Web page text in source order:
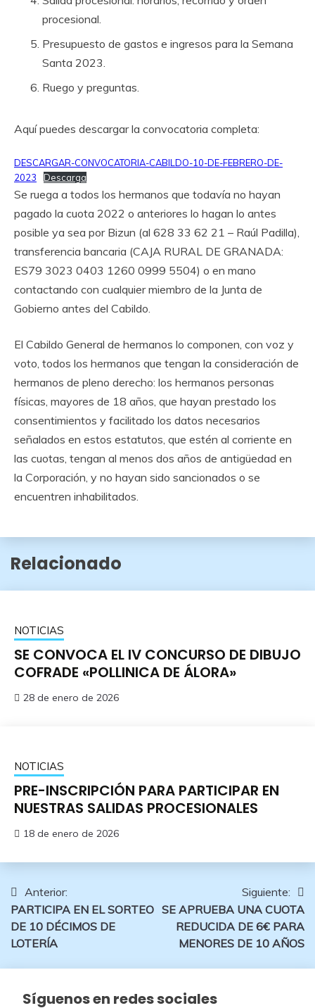
procesional.
Presupuesto de gastos e ingresos para la Semana
Santa 2023.
Ruego y preguntas.
Aquí puedes descargar la convocatoria completa:
DESCARGAR-CONVOCATORIA-CABILDO-10-DE-FEBRERO-DE-
2023
Descarga
Se ruega a todos los hermanos que todavía no hayan
pagado la cuota 2022 o anteriores lo hagan lo antes
posible ya sea por Bizun (al 628 33 62 21 – Raúl Padilla),
transferencia bancaria (CAJA RURAL DE GRANADA:
ES79 3023 0403 1260 0999 5504) o en mano
contactando con cualquier miembro de la Junta de
Gobierno antes del Cabildo.
El Cabildo General de hermanos lo componen, con voz y
voto, todos los hermanos que tengan la consideración de
hermanos de pleno derecho: los hermanos personas
físicas, mayores de 18 años, que hayan prestado los
consentimientos y facilitado los datos necesarios
señalados en estos estatutos, que estén al corriente en
las cuotas, tengan al menos dos años de antigüedad en
la Corporación, y no hayan sido sancionados o se
encuentren inhabilitados.
Relacionado
NOTICIAS
SE CONVOCA EL IV CONCURSO DE DIBUJO
COFRADE «POLLINICA DE ÁLORA»
28 de enero de 2026
NOTICIAS
PRE-INSCRIPCIÓN PARA PARTICIPAR EN
NUESTRAS SALIDAS PROCESIONALES
18 de enero de 2026
Navegación
de
entradas
Anterior:
PARTICIPA EN EL SORTEO
DE 10 DÉCIMOS DE
LOTERÍA
Siguiente:
SE APRUEBA UNA CUOTA
REDUCIDA DE 6€ PARA
MENORES DE 10 AÑOS
Síguenos en redes sociales